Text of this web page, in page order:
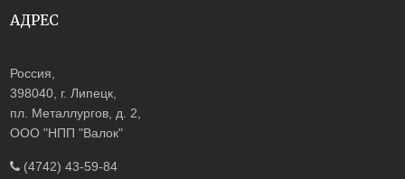
АДРЕС
Россия,
398040, г. Липецк,
пл. Металлургов, д. 2,
ООО "НПП "Валок"
(4742) 43-59-84